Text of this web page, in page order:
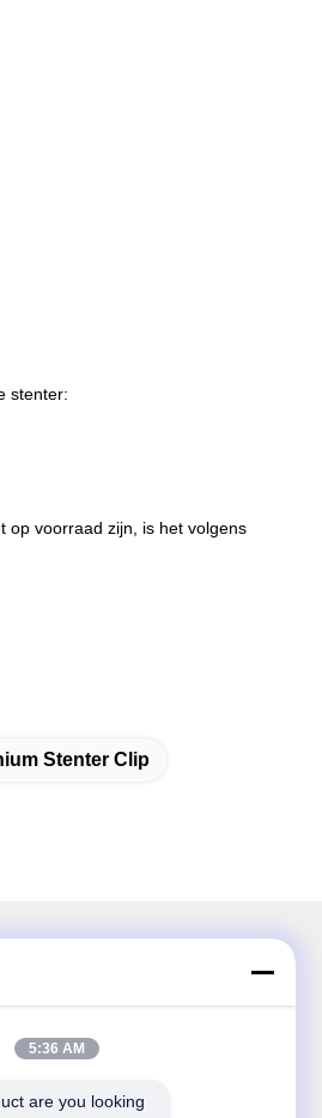
stenter:
op voorraad zijn, is het volgens
Stenter Clip
voor kortingen en meer.
5:36 AM
are you looking